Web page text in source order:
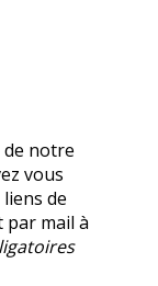
de notre
vous
de
par mail à